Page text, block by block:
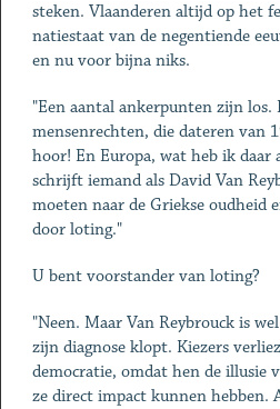
steken. Vlaanderen altijd op het
natiestaat van de negentiende
en nu voor bijna niks.
"Een aantal ankerpunten zijn los.
mensenrechten, die dateren van
hoor! En Europa, wat heb ik daar
schrijft iemand als David Van
moeten naar de Griekse oudheid
door loting."
U bent voorstander van loting?
"Neen. Maar Van Reybrouck is
zijn diagnose klopt. Kiezers
democratie, omdat hen de illusie
ze direct impact kunnen hebben.